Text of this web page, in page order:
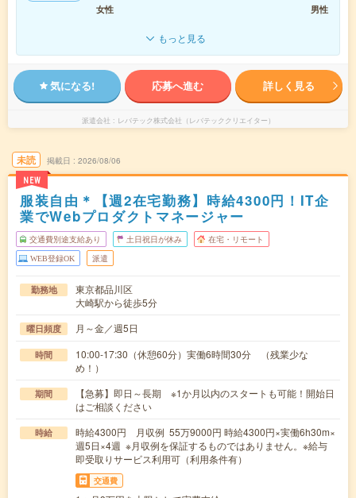
女性
男性
もっと見る
気になる! 応募へ進む 詳しく見る
派遣会社 レバテック株式会社（レバテッククリエイター）
未読
NEW
掲載日 2026/08/06
服装自由＊【週2在宅勤務】時給4300円！IT企
業でWebプロダクトマネージャー
交通費別途支給あり 土日祝日が休み 在宅・リモート
WEB登録OK 派遣
勤務地
東京都品川区
大崎駅から徒歩5分
曜日頻度 月～金／週5日
時間
10:00-17:30（休憩60分）実働6時間30分 （残業少な
め！）
期間
【急募】即日～長期 ※1か月以内のスタートも可能！開始日
はご相談ください
時給
時給4300円 月収例 55万9000円 時給4300円×実働6h30m×
週5日×4週 ※月収例を保証するものではありません。※給与
即受取りサービス利用可（利用条件有）
交通費